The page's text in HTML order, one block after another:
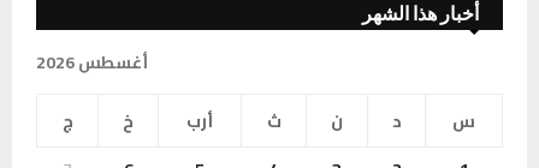
أخبار هذا الشهر
أغسطس 2026
س
د ن ث أرب خ
ج